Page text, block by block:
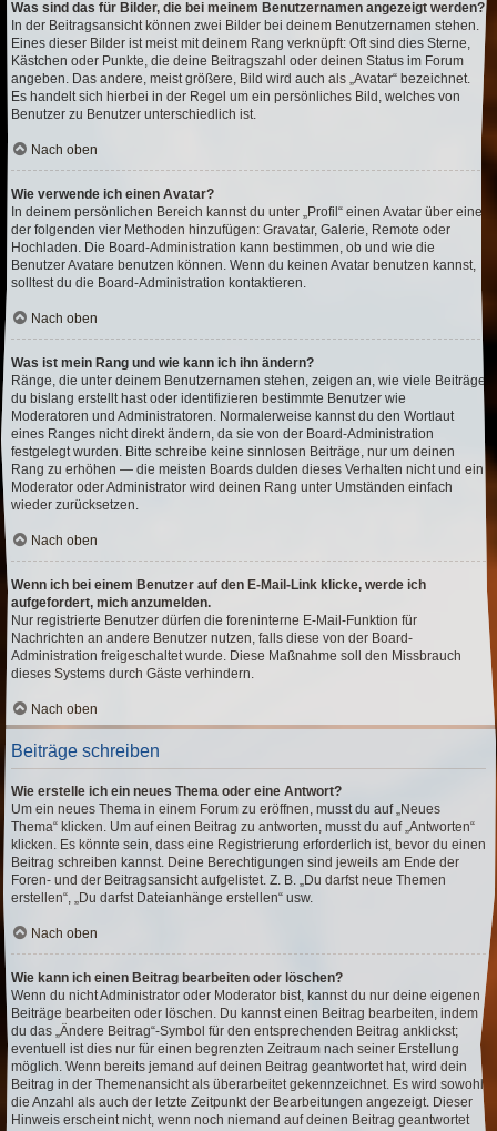
Was sind das für Bilder, die bei meinem Benutzernamen angezeigt werden?
In der Beitragsansicht können zwei Bilder bei deinem Benutzernamen stehen.
Eines dieser Bilder ist meist mit deinem Rang verknüpft: Oft sind dies Sterne,
Kästchen oder Punkte, die deine Beitragszahl oder deinen Status im Forum
angeben. Das andere, meist größere, Bild wird auch als „Avatar“ bezeichnet.
Es handelt sich hierbei in der Regel um ein persönliches Bild, welches von
Benutzer zu Benutzer unterschiedlich ist.
Nach oben
Wie verwende ich einen Avatar?
In deinem persönlichen Bereich kannst du unter „Profil“ einen Avatar über eine
der folgenden vier Methoden hinzufügen: Gravatar, Galerie, Remote oder
Hochladen. Die Board-Administration kann bestimmen, ob und wie die
Benutzer Avatare benutzen können. Wenn du keinen Avatar benutzen kannst,
solltest du die Board-Administration kontaktieren.
Nach oben
Was ist mein Rang und wie kann ich ihn ändern?
Ränge, die unter deinem Benutzernamen stehen, zeigen an, wie viele Beiträge
du bislang erstellt hast oder identifizieren bestimmte Benutzer wie
Moderatoren und Administratoren. Normalerweise kannst du den Wortlaut
eines Ranges nicht direkt ändern, da sie von der Board-Administration
festgelegt wurden. Bitte schreibe keine sinnlosen Beiträge, nur um deinen
Rang zu erhöhen — die meisten Boards dulden dieses Verhalten nicht und ein
Moderator oder Administrator wird deinen Rang unter Umständen einfach
wieder zurücksetzen.
Nach oben
Wenn ich bei einem Benutzer auf den E-Mail-Link klicke, werde ich
aufgefordert, mich anzumelden.
Nur registrierte Benutzer dürfen die foreninterne E-Mail-Funktion für
Nachrichten an andere Benutzer nutzen, falls diese von der Board-
Administration freigeschaltet wurde. Diese Maßnahme soll den Missbrauch
dieses Systems durch Gäste verhindern.
Nach oben
Beiträge schreiben
Wie erstelle ich ein neues Thema oder eine Antwort?
Um ein neues Thema in einem Forum zu eröffnen, musst du auf „Neues
Thema“ klicken. Um auf einen Beitrag zu antworten, musst du auf „Antworten“
klicken. Es könnte sein, dass eine Registrierung erforderlich ist, bevor du einen
Beitrag schreiben kannst. Deine Berechtigungen sind jeweils am Ende der
Foren- und der Beitragsansicht aufgelistet. Z. B. „Du darfst neue Themen
erstellen“, „Du darfst Dateianhänge erstellen“ usw.
Nach oben
Wie kann ich einen Beitrag bearbeiten oder löschen?
Wenn du nicht Administrator oder Moderator bist, kannst du nur deine eigenen
Beiträge bearbeiten oder löschen. Du kannst einen Beitrag bearbeiten, indem
du das „Ändere Beitrag“-Symbol für den entsprechenden Beitrag anklickst;
eventuell ist dies nur für einen begrenzten Zeitraum nach seiner Erstellung
möglich. Wenn bereits jemand auf deinen Beitrag geantwortet hat, wird dein
Beitrag in der Themenansicht als überarbeitet gekennzeichnet. Es wird sowohl
die Anzahl als auch der letzte Zeitpunkt der Bearbeitungen angezeigt. Dieser
Hinweis erscheint nicht, wenn noch niemand auf deinen Beitrag geantwortet